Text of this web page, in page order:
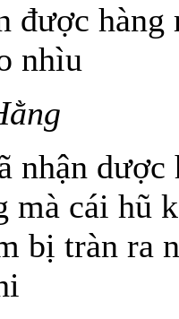
được
nhìu
nhận dược
mà cái hũ
bị tràn ra